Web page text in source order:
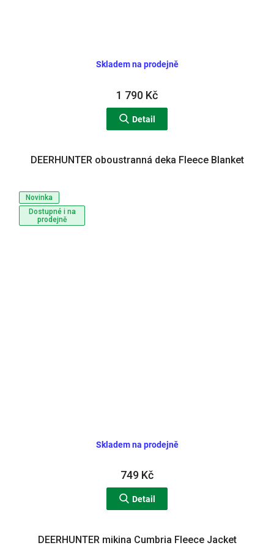
Skladem na prodejně
1 790 Kč
Detail
Novinka
Dostupné i na
prodejně
DEERHUNTER oboustranná deka Fleece Blanket
Skladem na prodejně
749 Kč
Detail
DEERHUNTER mikina Cumbria Fleece Jacket